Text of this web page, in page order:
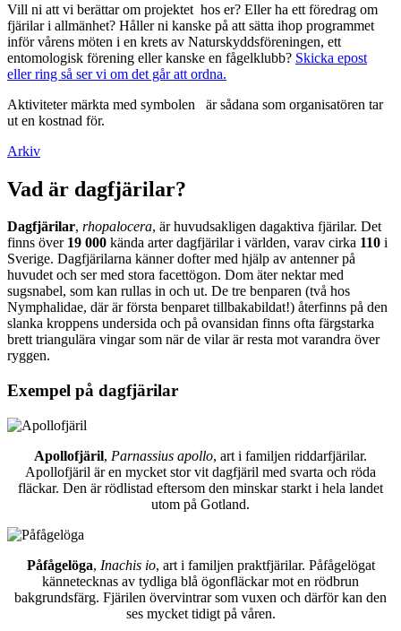
Vill ni att vi berättar om projektet hos er? Eller ha ett föredrag om
fjärilar i allmänhet? Håller ni kanske på att sätta ihop programmet
inför vårens möten i en krets av Naturskyddsföreningen, ett
entomologisk förening eller kanske en fågelklubb? Skicka epost
eller ring så ser vi om det går att ordna.
Aktiviteter märkta med symbolen
är sådana som organisatören tar
ut en kostnad för.
Arkiv
Vad är dagfjärilar?
Dagfjärilar, rhopalocera, är huvudsakligen dagaktiva fjärilar. Det
finns över 19 000 kända arter dagfjärilar i världen, varav cirka 110 i
Sverige. Dagfjärilarna känner dofter med hjälp av antenner på
huvudet och ser med stora facettögon. Dom äter nektar med
sugsnabel, som kan rullas in och ut. De tre benparen (två hos
Nymphalidae, där är första benparet tillbakabildat!) återfinns på den
slanka kroppens undersida och på ovansidan finns ofta färgstarka
brett triangulära vingar som när de vilar är resta mot varandra över
ryggen.
Exempel på dagfjärilar
Apollofjäril, Parnassius apollo, art i familjen riddarfjärilar.
Apollofjäril är en mycket stor vit dagfjäril med svarta och röda
fläckar. Den är rödlistad eftersom den minskar starkt i hela landet
utom på Gotland.
Påfågelöga, Inachis io, art i familjen praktfjärilar. Påfågelögat
kännetecknas av tydliga blå ögonfläckar mot en rödbrun
bakgrundsfärg. Fjärilen övervintrar som vuxen och därför kan den
ses mycket tidigt på våren.